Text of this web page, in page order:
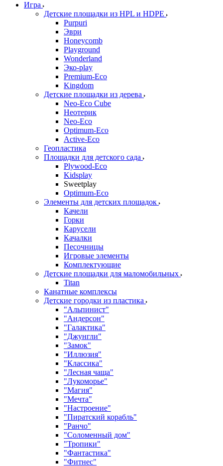
Игра
Детские площадки из HPL и HDPE
Purpuri
Эври
Honeycomb
Playground
Wonderland
Эко-play
Premium-Eco
Kingdom
Детские площадки из дерева
Neo-Eco Cube
Неотерик
Neo-Eco
Оptimum-Еco
Active-Eco
Геопластика
Площадки для детского сада
Plywood-Eco
Kidsplay
Sweetplay
Оptimum-Еco
Элементы для детских площадок
Качели
Горки
Карусели
Качалки
Песочницы
Игровые элементы
Комплектующие
Детские площадки для маломобильных
Titan
Канатные комплексы
Детские городки из пластика
"Альпинист"
"Андерсон"
"Галактика"
"Джунгли"
"Замок"
"Иллюзия"
"Классика"
"Лесная чаща"
"Лукоморье"
"Магия"
"Мечта"
"Настроение"
"Пиратский корабль"
"Ранчо"
"Соломенный дом"
"Тропики"
"Фантастика"
"Фитнес"